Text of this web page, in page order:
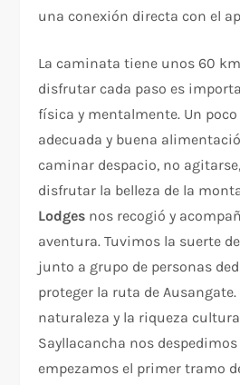
una conexión directa con el
La caminata tiene unos 60
disfrutar cada paso es
física y mentalmente. Un poco
adecuada y buena
caminar despacio, no
disfrutar la belleza de la
Lodges nos recogió y
aventura. Tuvimos la suerte
junto a grupo de personas
proteger la ruta de
naturaleza y la riqueza
Sayllacancha nos
empezamos el primer tramo